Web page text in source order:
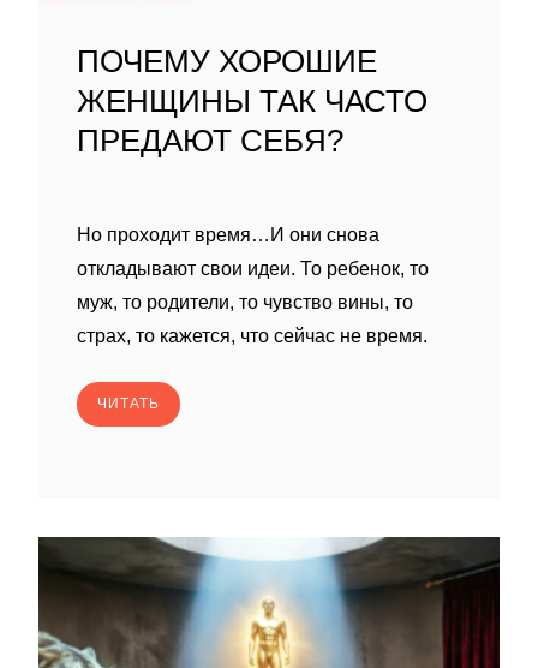
ПОЧЕМУ ХОРОШИЕ
ЖЕНЩИНЫ ТАК ЧАСТО
ПРЕДАЮТ СЕБЯ?
Но проходит время…И они снова
откладывают свои идеи. То ребенок, то
муж, то родители, то чувство вины, то
страх, то кажется, что сейчас не время.
ЧИТАТЬ